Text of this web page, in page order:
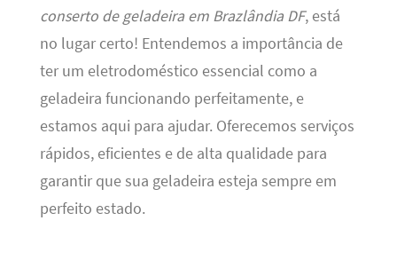
conserto de geladeira em Brazlândia DF, está
no lugar certo! Entendemos a importância de
ter um eletrodoméstico essencial como a
geladeira funcionando perfeitamente, e
estamos aqui para ajudar. Oferecemos serviços
rápidos, eficientes e de alta qualidade para
garantir que sua geladeira esteja sempre em
perfeito estado.